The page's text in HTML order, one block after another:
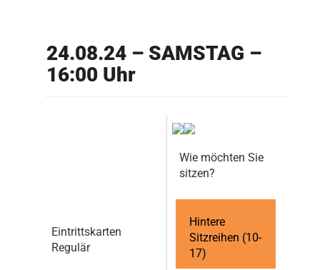
24.08.24 – SAMSTAG –
16:00 Uhr
Eintrittskarten
Regulär
Wie möchten Sie
sitzen?
Hintere
Sitzreihen (10-
17)